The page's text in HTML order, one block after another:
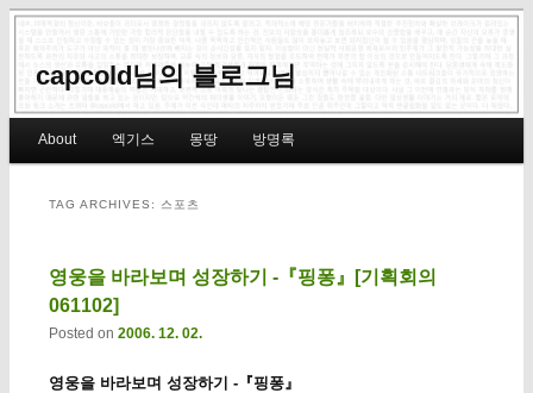
capcold님의 블로그님
Skip to primary content
Skip to secondary content
About 엑기스 몽땅 방명록
TAG ARCHIVES: 스포츠
영웅을 바라보며 성장하기 -『핑퐁』[기획회의
061102]
Posted on 2006. 12. 02.
영웅을 바라보며 성장하기 -『핑퐁』